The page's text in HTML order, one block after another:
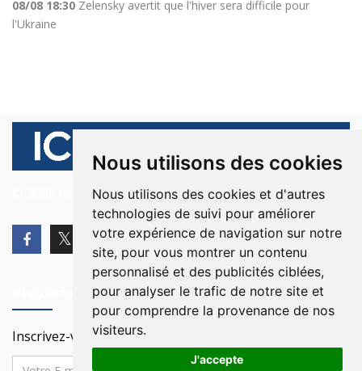
Nous utilisons des cookies
Nous utilisons des cookies et d'autres
technologies de suivi pour améliorer
votre expérience de navigation sur notre
site, pour vous montrer un contenu
personnalisé et des publicités ciblées,
pour analyser le trafic de notre site et
pour comprendre la provenance de nos
visiteurs.
J'accepte
08/08 18:30 Zelensky avertit que l'hiver sera difficile pour
l'Ukraine
© 2026 Ici Beyrouth. Tous les droits sont réservés.
Inscrivez-vous à notre Newsletter